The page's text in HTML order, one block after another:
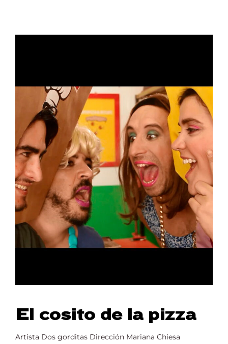
El cosito de la pizza
Artista Dos gorditas Dirección Mariana Chiesa